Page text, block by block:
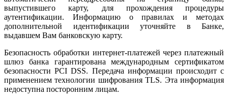
выпустившего карту, для прохождения процедуры
аутентификации. Информацию о правилах и методах
дополнительной идентификации уточняйте в Банке,
выдавшем Вам банковскую карту.
Безопасность обработки интернет-платежей через платежный
шлюз банка гарантирована международным сертификатом
безопасности PCI DSS. Передача информации происходит с
применением технологии шифрования TLS. Эта информация
недоступна посторонним лицам.